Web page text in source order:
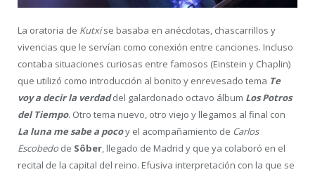
La oratoria de Kutxise basaba en anécdotas, chascarrillos y
vivencias que le servían como conexión entre canciones. Incluso
contaba situaciones curiosas entre famosos (Einstein y Chaplin)
que utilizó como introducción al bonito y enrevesado tema Te
voy a decir la verdaddel galardonado octavo álbum Los Potros
del Tiempo. Otro tema nuevo, otro viejo y llegamos al final con
La luna me sabe a pocoy el acompañamiento de Carlos
Escobedo de Sôber, llegado de Madrid y que ya colaboró en el
recital de la capital del reino. Efusiva interpretación con la que se